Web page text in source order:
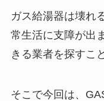
ガス給湯器は壊れ
常生活に支障が出
きる業者を探すこ
そこで今回は、